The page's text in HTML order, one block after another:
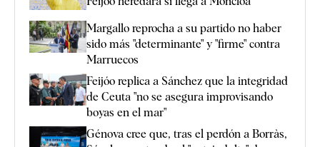
Margallo reprocha a su partido no haber
sido más "determinante" y "firme" contra
Marruecos
Feijóo replica a Sánchez que la integridad
de Ceuta "no se asegura improvisando
boyas en el mar"
Génova cree que, tras el perdón a Borràs,